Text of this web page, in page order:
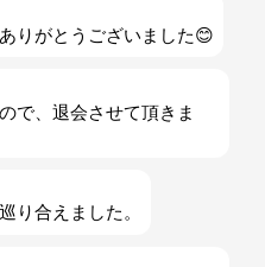
りがとうございました😊
で、退会させて頂きま
り合えました。